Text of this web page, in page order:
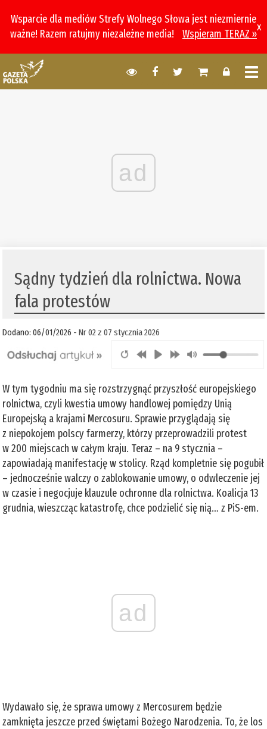
Wsparcie dla mediów Strefy Wolnego Słowa jest niezmiernie
ważne! Razem ratujmy niezależne media!
Wspieram TERAZ »
x
ad
Sądny tydzień dla rolnictwa. Nowa
fala protestów
Dodano: 06/01/2026 -Nr 02 z 07 stycznia 2026
W tym tygodniu ma się rozstrzygnąć przyszłość europejskiego
rolnictwa, czyli kwestia umowy handlowej pomiędzy Unią
Europejską a krajami Mercosuru. Sprawie przyglądają się
z niepokojem polscy farmerzy, którzy przeprowadzili protest
w 200 miejscach w całym kraju. Teraz – na 9 stycznia –
zapowiadają manifestację w stolicy. Rząd kompletnie się pogubił
– jednocześnie walczy o zablokowanie umowy, o odwleczenie jej
w czasie i negocjuje klauzule ochronne dla rolnictwa. Koalicja 13
grudnia, wieszcząc katastrofę, chce podzielić się nią… z PiS-em.
ad
Wydawało się, że sprawa umowy z Mercosurem będzie
zamknięta jeszcze przed świętami Bożego Narodzenia. To, że los